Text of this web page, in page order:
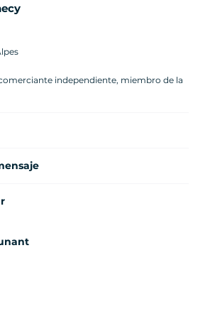
independiente, miembro de la